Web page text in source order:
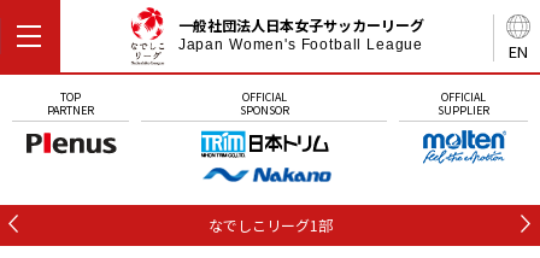
EN
一般社団法人日本女子サッカーリーグ
Japan Women's Football League
TOP
PARTNER
OFFICIAL
SPONSOR
OFFICIAL
SUPPLIER
なでしこリーグ1部